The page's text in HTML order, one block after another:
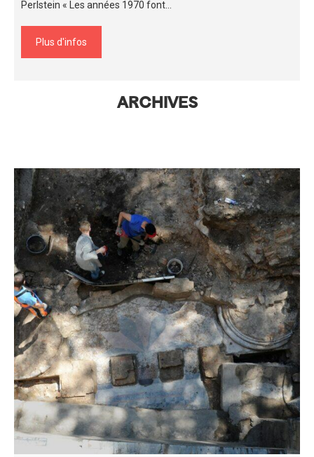
Perlstein « Les années 1970 font…
Plus d'infos
ARCHIVES